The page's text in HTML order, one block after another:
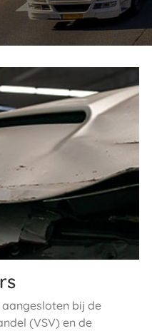
bij de
(VSV) en de